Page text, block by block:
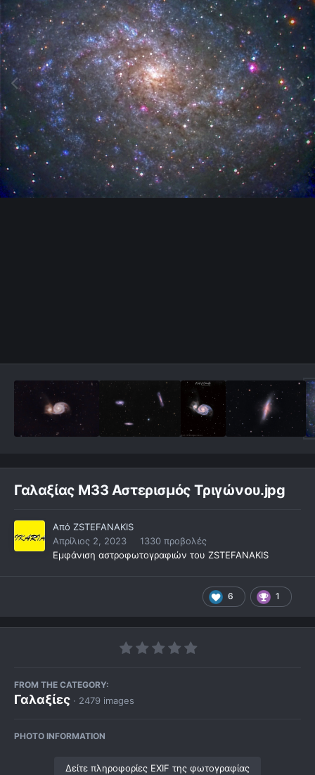
Γαλαξίας M33 Αστερισμός Τριγώνου.jpg
Από ZSTEFANAKIS
Απρίλιος 2, 2023
1330 προβολές
Εμφάνιση αστροφωτογραφιών του ZSTEFANAKIS
6 1
FROM THE CATEGORY:
Γαλαξίες · 2479 images
PHOTO INFORMATION
Δείτε πληροφορίες EXIF της φωτογραφίας